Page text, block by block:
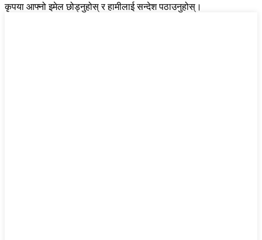
कृपया आफ्नो इमेल छोड्नुहोस् र हामीलाई सन्देश पठाउनुहोस्।